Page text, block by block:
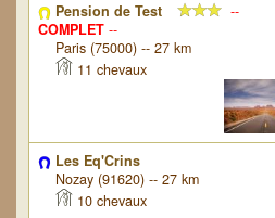
Pension de Test
--
COMPLET--
Paris (75000) -- 27 km
11 chevaux
Les Eq'Crins
Nozay (91620) -- 27 km
10 chevaux